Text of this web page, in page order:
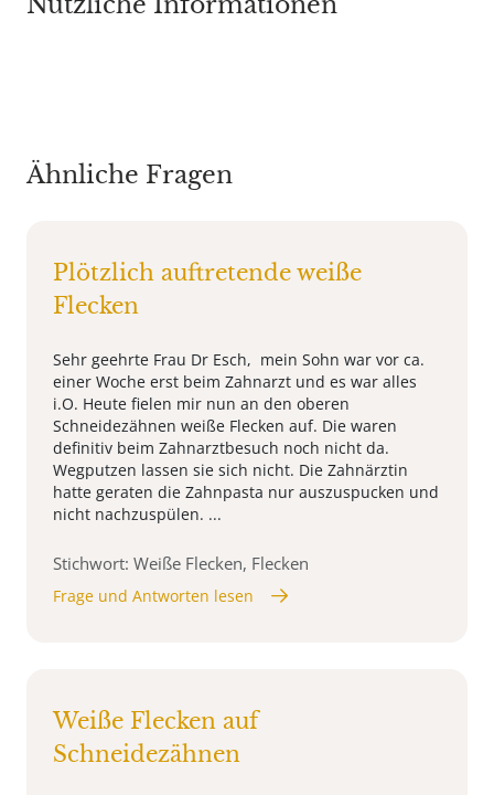
Ähnliche Fragen
Plötzlich auftretende weiße
Flecken
Sehr geehrte Frau Dr Esch, mein Sohn war vor ca.
einer Woche erst beim Zahnarzt und es war alles
i.O. Heute fielen mir nun an den oberen
Schneidezähnen weiße Flecken auf. Die waren
definitiv beim Zahnarztbesuch noch nicht da.
Wegputzen lassen sie sich nicht. Die Zahnärztin
hatte geraten die Zahnpasta nur auszuspucken und
nicht nachzuspülen. ...
Stichwort: Weiße Flecken, Flecken
Frage und Antworten lesen
Weiße Flecken auf
Schneidezähnen